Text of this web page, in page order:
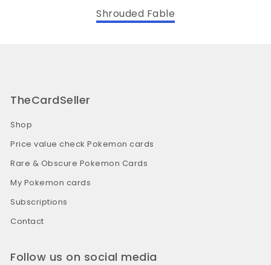
Shrouded Fable
TheCardSeller
Shop
Price value check Pokemon cards
Rare & Obscure Pokemon Cards
My Pokemon cards
Subscriptions
Contact
Follow us on social media